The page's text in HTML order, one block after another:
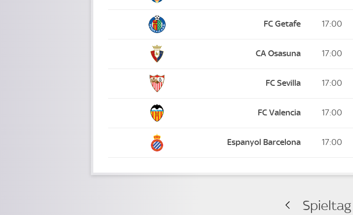
FC Getafe 17:00
CA Osasuna 17:00
FC Sevilla 17:00
FC Valencia 17:00
Espanyol Barcelona 17:00